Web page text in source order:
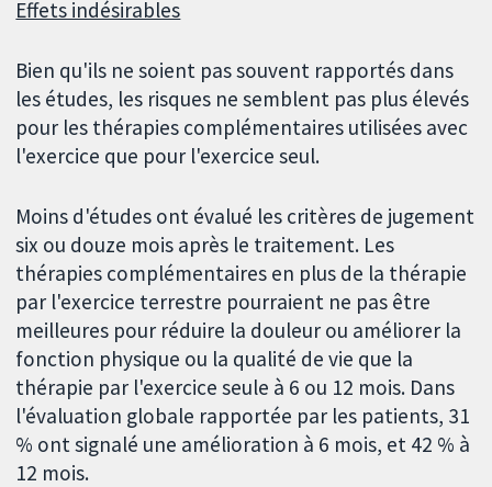
Effets indésirables
Bien qu'ils ne soient pas souvent rapportés dans
les études, les risques ne semblent pas plus élevés
pour les thérapies complémentaires utilisées avec
l'exercice que pour l'exercice seul.
Moins d'études ont évalué les critères de jugement
six ou douze mois après le traitement. Les
thérapies complémentaires en plus de la thérapie
par l'exercice terrestre pourraient ne pas être
meilleures pour réduire la douleur ou améliorer la
fonction physique ou la qualité de vie que la
thérapie par l'exercice seule à 6 ou 12 mois. Dans
l'évaluation globale rapportée par les patients, 31
% ont signalé une amélioration à 6 mois, et 42 % à
12 mois.